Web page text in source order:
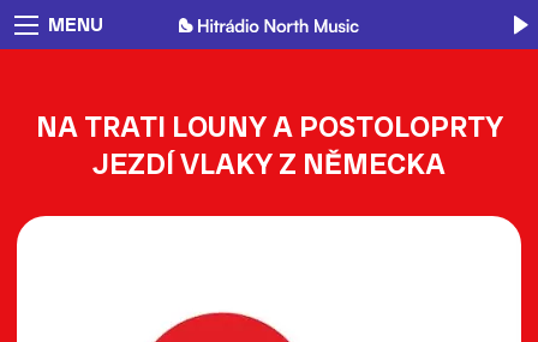
MENU
NA TRATI LOUNY A POSTOLOPRTY
JEZDÍ VLAKY Z NĚMECKA